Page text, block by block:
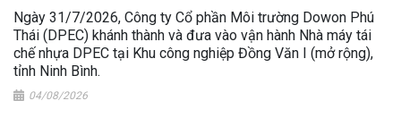
Ngày 31/7/2026, Công ty Cổ phần Môi trường Dowon Phú
Thái (DPEC) khánh thành và đưa vào vận hành Nhà máy tái
chế nhựa DPEC tại Khu công nghiệp Đồng Văn I (mở rộng),
tỉnh Ninh Bình.
04/08/2026